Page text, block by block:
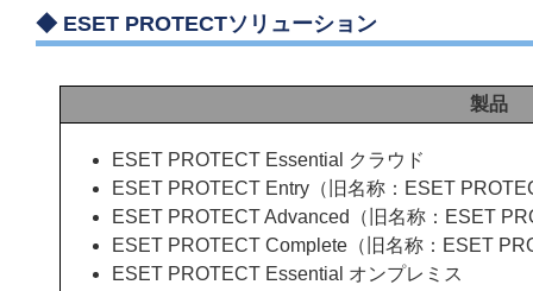
◆ ESET PROTECTソリューション
製品
ESET PROTECT Essential クラウド
ESET PROTECT Entry（旧名称：ESET
ESET PROTECT Advanced（旧名称：ESET
ESET PROTECT Complete（旧名称：ESET
ESET PROTECT Essential オンプレミス